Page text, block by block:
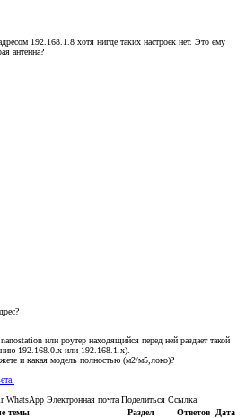
192.168.1.8 хотя нигде таких настроек нет. Это ему
антенна?
или роутер находящийся перед ней раздает такой
192.168.0.х или 192.168.1.х).
и какая модель полностью (м2/м5,локо)?
WhatsApp Электронная почта Поделиться Ссылка
темы Раздел Ответов
Дата